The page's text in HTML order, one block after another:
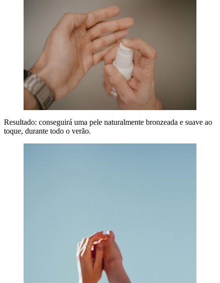
Resultado: conseguirá uma pele naturalmente bronzeada e suave ao
toque, durante todo o verão.